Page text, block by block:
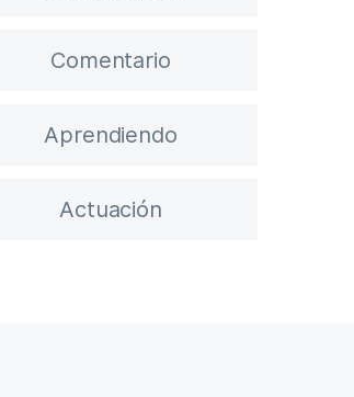
Comentario
Aprendiendo
Actuación